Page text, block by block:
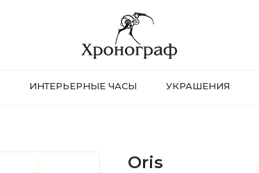
ИНТЕРЬЕРНЫЕ ЧАСЫ УКРАШЕНИЯ
Oris